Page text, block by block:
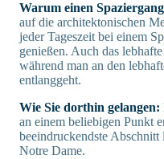
Warum einen
auf die architektonischen
jeder Tageszeit bei einem
genießen. Auch das
während man an den
entlanggeht.
Wie Sie dorthin gelangen:
an einem beliebigen Punkt
beeindruckendste
Notre Dame.